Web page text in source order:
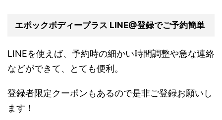
エポックボディープラス LINE@登録でご予約簡単
LINEを使えば、予約時の細かい時間調整や急な連絡
などができて、とても便利。
登録者限定クーポンもあるので是非ご登録お願いし
ます！